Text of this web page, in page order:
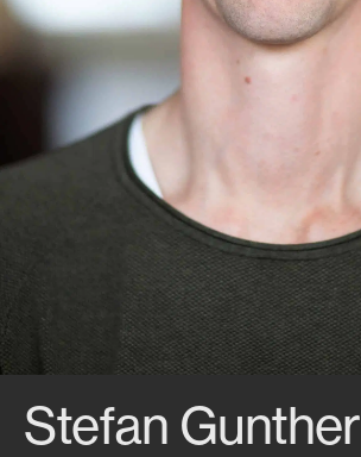
Stefan Gunther